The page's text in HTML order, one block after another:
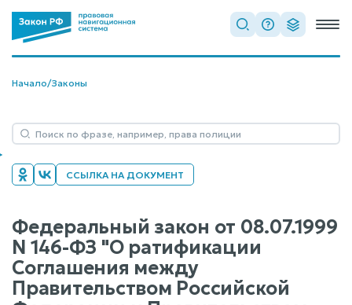
Начало/Законы
ССЫЛКА НА ДОКУМЕНТ
Федеральный закон от 08.07.1999
N 146-ФЗ "О ратификации
Соглашения между
Правительством Российской